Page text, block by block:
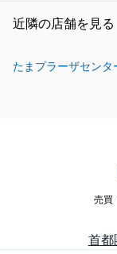
近隣の店舗を見る
たまプラーザセンタ
売買
首